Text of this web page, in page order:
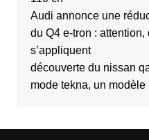
Audi annonce une
du Q4 e-tron :
s’appliquent
découverte du nissan
mode tekna, un